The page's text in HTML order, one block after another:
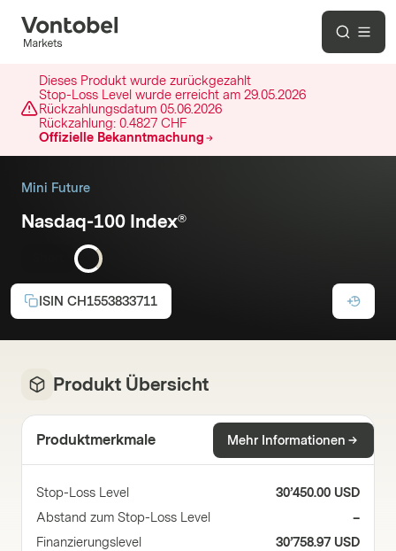
Dieses Produkt wurde zurückgezahlt
Stop-Loss Level wurde erreicht am 29.05.2026
Rückzahlungsdatum 05.06.2026
Rückzahlung: 0.4827 CHF
Offizielle Bekanntmachung
Mini Future
Nasdaq-100 Index®
ISIN CH1553833711
Produkt Übersicht
Produktmerkmale Mehr Informationen
Stop-Loss Level
30’450.00 USD
Abstand zum Stop-Loss Level
–
Finanzierungslevel
30’758.97 USD